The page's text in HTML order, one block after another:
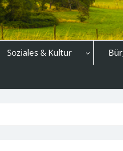
Soziales & Kultur